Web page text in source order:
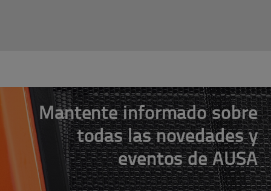
Mantente informado sobre
todas las novedades y
eventos de AUSA